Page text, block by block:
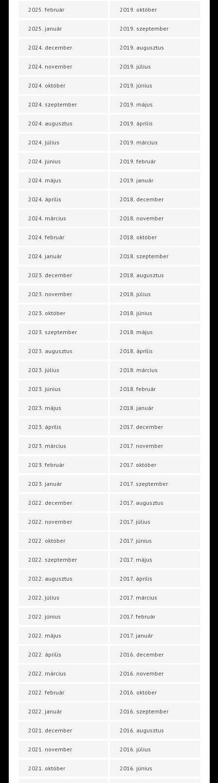
2025. február
2025. január
2024. december
2024. november
2024. október
2024. szeptember
2024. augusztus
2024. július
2024. június
2024. május
2024. április
2024. március
2024. február
2024. január
2023. december
2023. november
2023. október
2023. szeptember
2023. augusztus
2023. július
2023. június
2023. május
2023. április
2023. március
2023. február
2023. január
2022. december
2022. november
2022. október
2022. szeptember
2022. augusztus
2022. július
2022. június
2022. május
2022. április
2022. március
2022. február
2022. január
2021. december
2021. november
2021. október
2019. október
2019. szeptember
2019. augusztus
2019. július
2019. június
2019. május
2019. április
2019. március
2019. február
2019. január
2018. december
2018. november
2018. október
2018. szeptember
2018. augusztus
2018. július
2018. június
2018. május
2018. április
2018. március
2018. február
2018. január
2017. december
2017. november
2017. október
2017. szeptember
2017. augusztus
2017. július
2017. június
2017. május
2017. április
2017. március
2017. február
2017. január
2016. december
2016. november
2016. október
2016. szeptember
2016. augusztus
2016. július
2016. június